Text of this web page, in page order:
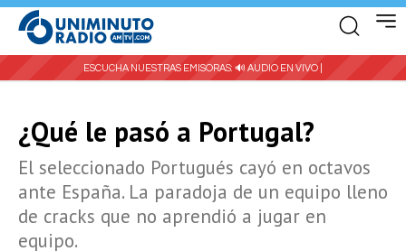
ESCUCHA NUESTRAS EMISORAS: 🔊 AUDIO EN VIVO |
¿Qué le pasó a Portugal?
El seleccionado Portugués cayó en octavos
ante España. La paradoja de un equipo lleno
de cracks que no aprendió a jugar en
equipo.